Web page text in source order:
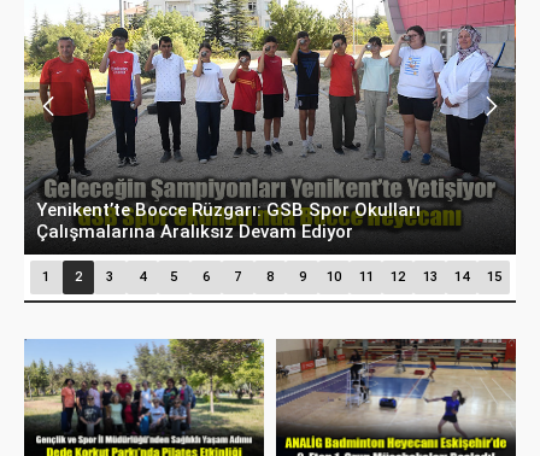
Eskişehir’in Gururu Elif Ertek Millî Takım Kampına
Davet Edildi!
1 2 3 4 5 6 7 8 9 10 11 12 13 14 15